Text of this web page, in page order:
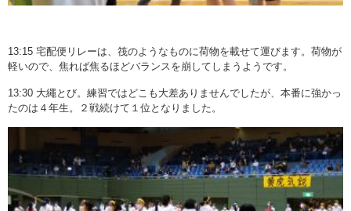
13:15 宅配便リレーは、筏のようなものに荷物を載せて運びます。荷物が
軽いので、焦れば焦るほどバランスを崩してしまうようです。
13:30 大繩とび。練習ではどこも大差ありませんでしたが、本番に強かっ
たのは４年生。２戦続けて１位となりました。